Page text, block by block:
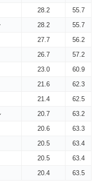
28.2
55.7
28.2
55.7
27.7
56.2
26.7
57.2
23.0
60.9
21.6
62.3
21.4
62.5
20.7
63.2
20.6
63.3
20.5
63.4
20.5
63.4
20.4 63.5